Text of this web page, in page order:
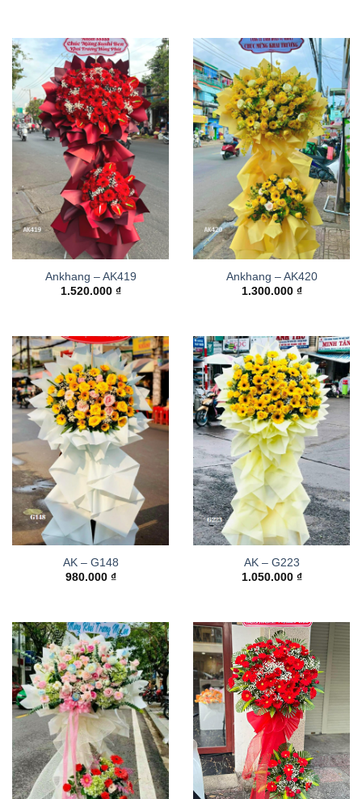
Ankhang – AK419
1.520.000 ₫
Ankhang – AK420
1.300.000 ₫
AK – G148
980.000 ₫
AK – G223
1.050.000 ₫